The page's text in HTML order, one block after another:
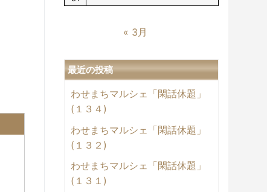
« 3月
最近の投稿
わせまちマルシェ「閑話休題」
(１３４)
わせまちマルシェ「閑話休題」
(１３２)
わせまちマルシェ「閑話休題」
(１３１)